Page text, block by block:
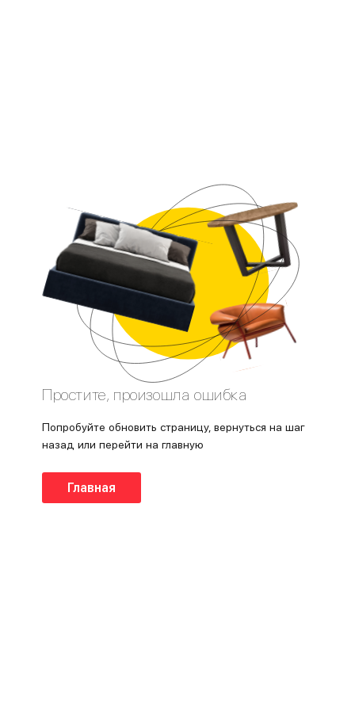
Простите, произошла ошибка
Попробуйте обновить страницу, вернуться на шаг
назад или перейти на главную
Главная